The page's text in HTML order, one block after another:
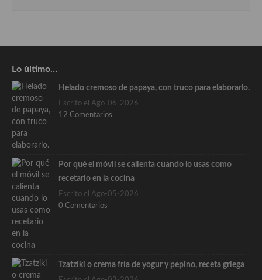
Lo último…
Helado cremoso de papaya, con truco para elaborarlo.
Escrito el Ago-06-2026
12 Comentarios
Por qué el móvil se calienta cuando lo usas como
recetario en la cocina
Escrito el Ago-05-2026
0 Comentarios
Tzatziki o crema fría de yogur y pepino, receta griega